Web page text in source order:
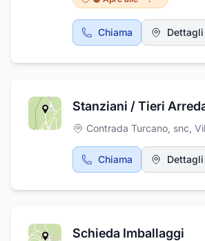
occupandosi del disbrigo di
di analisi strutturali, disbrigo
certificazioni antincendio,
industriali e si occupa di
Responsabile dei Lavori per
ampliamento e
energetiche (elettriche -
eoliche) e nel campo delle
idrauliche.
Chiama Dettagli
Contrada Turcano, snc,
Chiama Dettagli
Schieda Imballaggi